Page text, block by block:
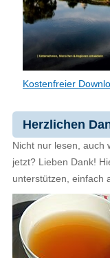
Kostenfreier
Herzlichen
Nicht nur lesen, auch
jetzt? Lieben Dank!
unterstützen, einfach